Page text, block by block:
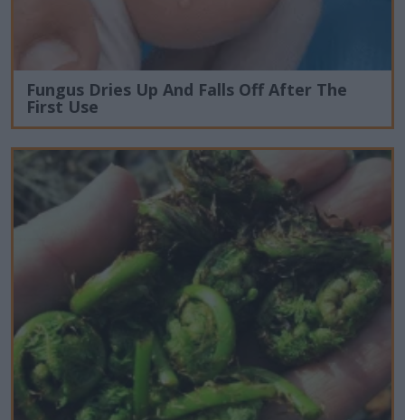
Fungus Dries Up And Falls Off After The
First Use